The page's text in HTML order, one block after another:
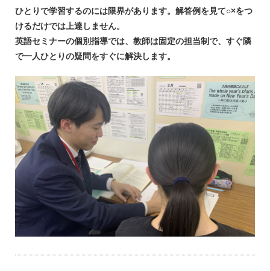
ひとりで学習するのには限界があります。解答例を見て○×をつ
けるだけでは上達しません。
英語セミナーの個別指導では、教師は固定の担当制で、すぐ隣
で一人ひとりの疑問をすぐに解決します。